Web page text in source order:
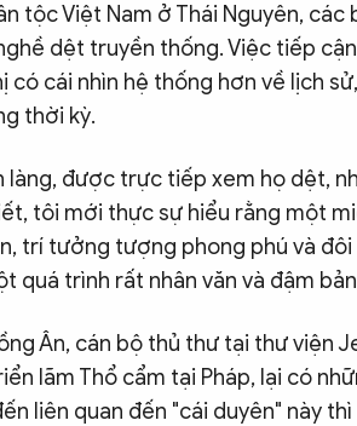
tộc Việt Nam ở Thái Nguyên,
dệt truyền thống. Việc tiếp
có cái nhìn hệ thống hơn về lịch
thời kỳ.
làng, được trực tiếp xem họ dệt,
tôi mới thực sự hiểu rằng một
trí tưởng tượng phong phú và
quá trình rất nhân văn và đậm
Ân, cán bộ thủ thư tại thư viện
lãm Thổ cẩm tại Pháp, lại có
liên quan đến "cái duyên" này